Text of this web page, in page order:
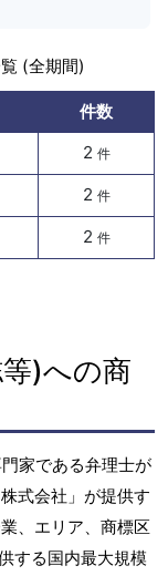
(全期間)
件数
2 件
2 件
2 件
)への商
家である弁理士が
式会社」が提供す
、エリア、商標区
する国内最大規模